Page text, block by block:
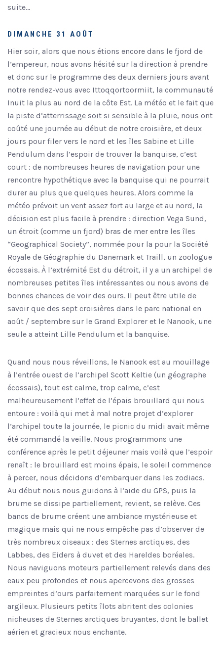
suite…
DIMANCHE 31 AOÛT
Hier soir, alors que nous étions encore dans le fjord de
l’empereur, nous avons hésité sur la direction à prendre
et donc sur le programme des deux derniers jours avant
notre rendez-vous avec Ittoqqortoormiit, la communauté
Inuit la plus au nord de la côte Est. La météo et le fait que
la piste d’atterrissage soit si sensible à la pluie, nous ont
coûté une journée au début de notre croisière, et deux
jours pour filer vers le nord et les îles Sabine et Lille
Pendulum dans l’espoir de trouver la banquise, c’est
court : de nombreuses heures de navigation pour une
rencontre hypothétique avec la banquise qui ne pourrait
durer au plus que quelques heures. Alors comme la
météo prévoit un vent assez fort au large et au nord, la
décision est plus facile à prendre : direction Vega Sund,
un étroit (comme un fjord) bras de mer entre les îles
“Geographical Society”, nommée pour la pour la Société
Royale de Géographie du Danemark et Traill, un zoologue
écossais. À l’extrémité Est du détroit, il y a un archipel de
nombreuses petites îles intéressantes ou nous avons de
bonnes chances de voir des ours. Il peut être utile de
savoir que des sept croisières dans le parc national en
août / septembre sur le Grand Explorer et le Nanook, une
seule a atteint Lille Pendulum et la banquise.
Quand nous nous réveillons, le Nanook est au mouillage
à l’entrée ouest de l’archipel Scott Keltie (un géographe
écossais), tout est calme, trop calme, c’est
malheureusement l’effet de l’épais brouillard qui nous
entoure : voilà qui met à mal notre projet d’explorer
l’archipel toute la journée, le picnic du midi avait même
été commandé la veille. Nous programmons une
conférence après le petit déjeuner mais voilà que l’espoir
renaît : le brouillard est moins épais, le soleil commence
à percer, nous décidons d’embarquer dans les zodiacs.
Au début nous nous guidons à l’aide du GPS, puis la
brume se dissipe partiellement, revient, se relève. Ces
bancs de brume créent une ambiance mystérieuse et
magique mais qui ne nous empêche pas d’observer de
très nombreux oiseaux : des Sternes arctiques, des
Labbes, des Eiders à duvet et des Hareldes boréales.
Nous naviguons moteurs partiellement relevés dans des
eaux peu profondes et nous apercevons des grosses
empreintes d’ours parfaitement marquées sur le fond
argileux. Plusieurs petits îlots abritent des colonies
nicheuses de Sternes arctiques bruyantes, dont le ballet
aérien et gracieux nous enchante.